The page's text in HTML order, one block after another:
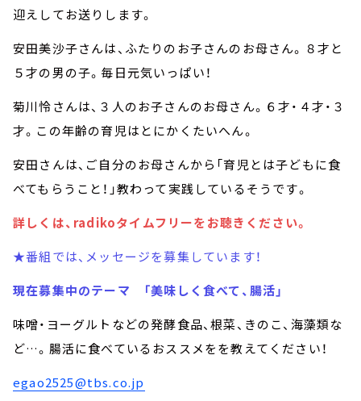
迎えしてお送りします。
安田美沙子さんは、ふたりのお子さんのお母さん。８才と
５才の男の子。毎日元気いっぱい！
菊川怜さんは、３人のお子さんのお母さん。６才・４才・３
才。この年齢の育児はとにかくたいへん。
安田さんは、ご自分のお母さんから「育児とは子どもに食
べてもらうこと！」教わって実践しているそうです。
詳しくは、radikoタイムフリーをお聴きください。
★番組では、メッセージを募集しています！
現在募集中のテーマ 「美味しく食べて、腸活」
味噌・ヨーグルトなどの発酵食品、根菜、きのこ、海藻類な
ど…。腸活に食べているおススメをを教えてください！
egao2525@tbs.co.jp